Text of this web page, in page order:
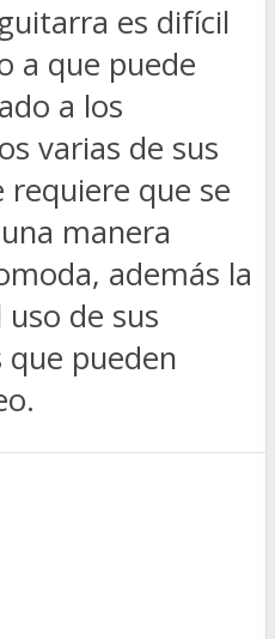
es difícil
a que puede
a los
varias de sus
requiere que se
manera
además la
de sus
que pueden